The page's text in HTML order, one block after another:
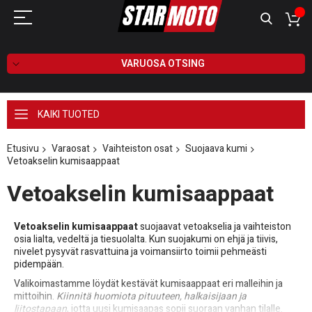
VARUOSA OTSING
KAIKI TUOTED
Etusivu Varaosat Vaihteiston osat
Suojaava kumi
Vetoakselin kumisaappaat
Vetoakselin kumisaappaat
Vetoakselin kumisaappaatsuojaavat vetoakselia ja vaihteiston
osia lialta, vedeltä ja tiesuolalta. Kun suojakumi on ehjä ja tiivis,
nivelet pysyvät rasvattuina ja voimansiirto toimii pehmeästi
pidempään.
Valikoimastamme löydät kestävät kumisaappaat eri malleihin ja
mittoihin. Kiinnitä huomiota pituuteen, halkaisijaan ja
liitostapaan, jotta uusi kumisaapas sopii suoraan vanhan tilalle.